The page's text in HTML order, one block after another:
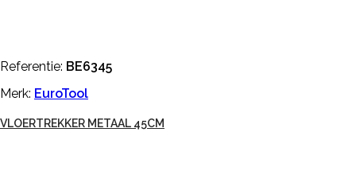
Referentie: BE6345
Merk: EuroTool
VLOERTREKKER METAAL 45CM